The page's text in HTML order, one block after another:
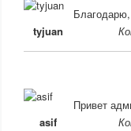
tyjuan
Привет
asif